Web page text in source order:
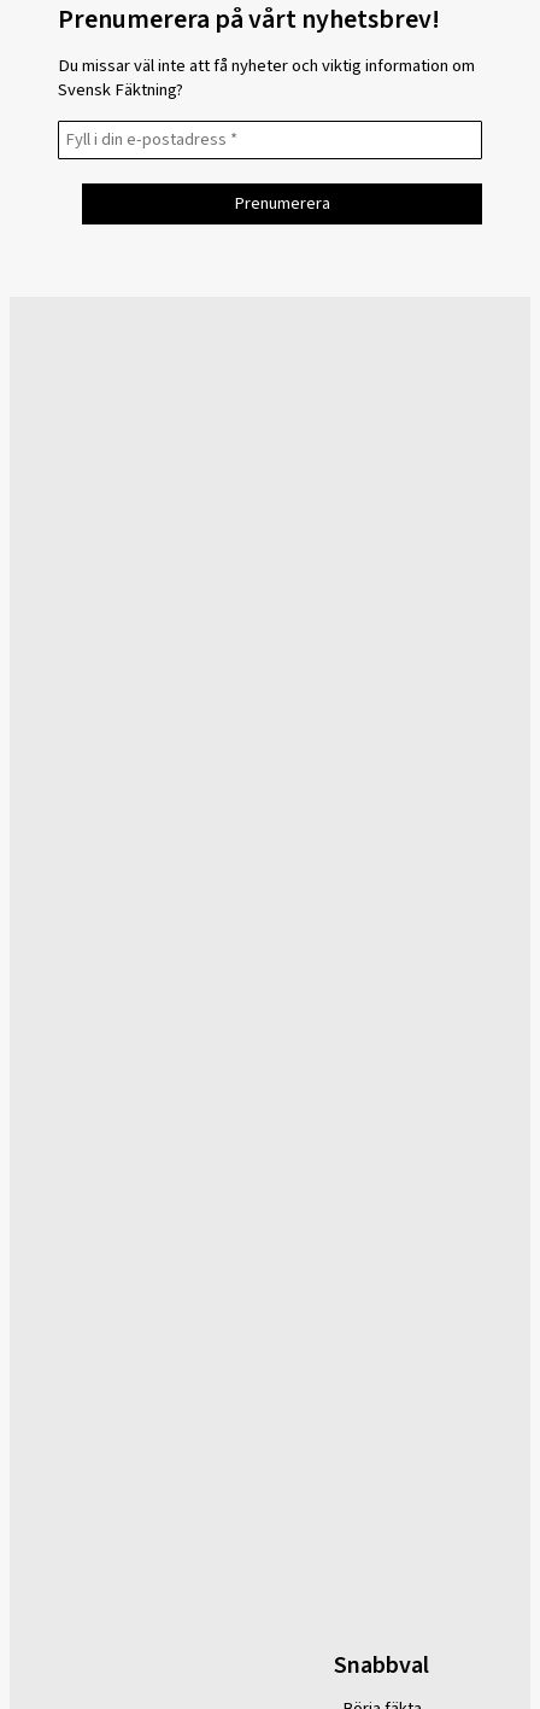
Prenumerera på vårt nyhetsbrev!
Du missar väl inte att få nyheter och viktig information om
Svensk Fäktning?
Snabbval